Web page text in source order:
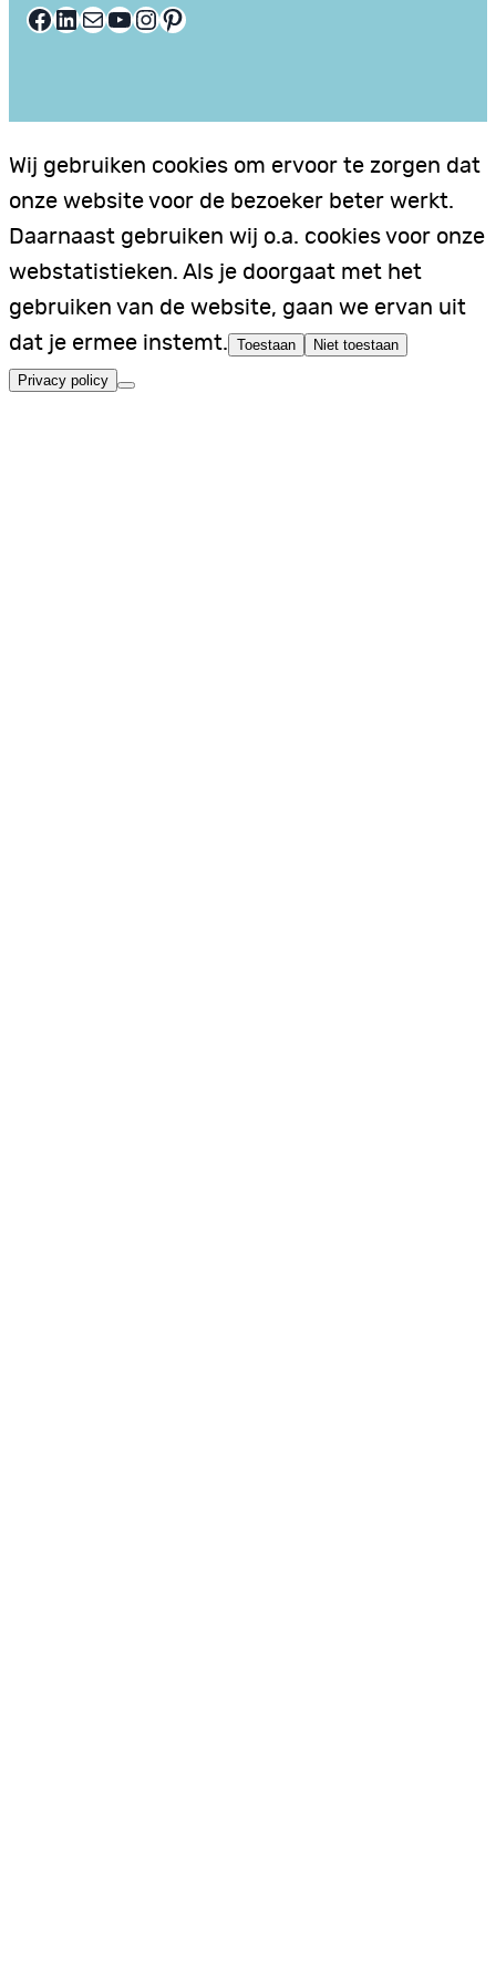
Facebook LinkedIn E-mail YouTube InstagramPinterest
Wij gebruiken cookies om ervoor te zorgen dat
onze website voor de bezoeker beter werkt.
Daarnaast gebruiken wij o.a. cookies voor onze
webstatistieken. Als je doorgaat met het
gebruiken van de website, gaan we ervan uit
dat je ermee instemt. Toestaan Niet toestaan
Privacy policy